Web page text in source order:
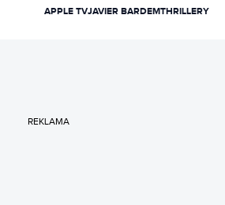
na Spotify. Wcześniej publikował w
APPLE TVJAVIER BARDEMTHRILLERY
REKLAMA